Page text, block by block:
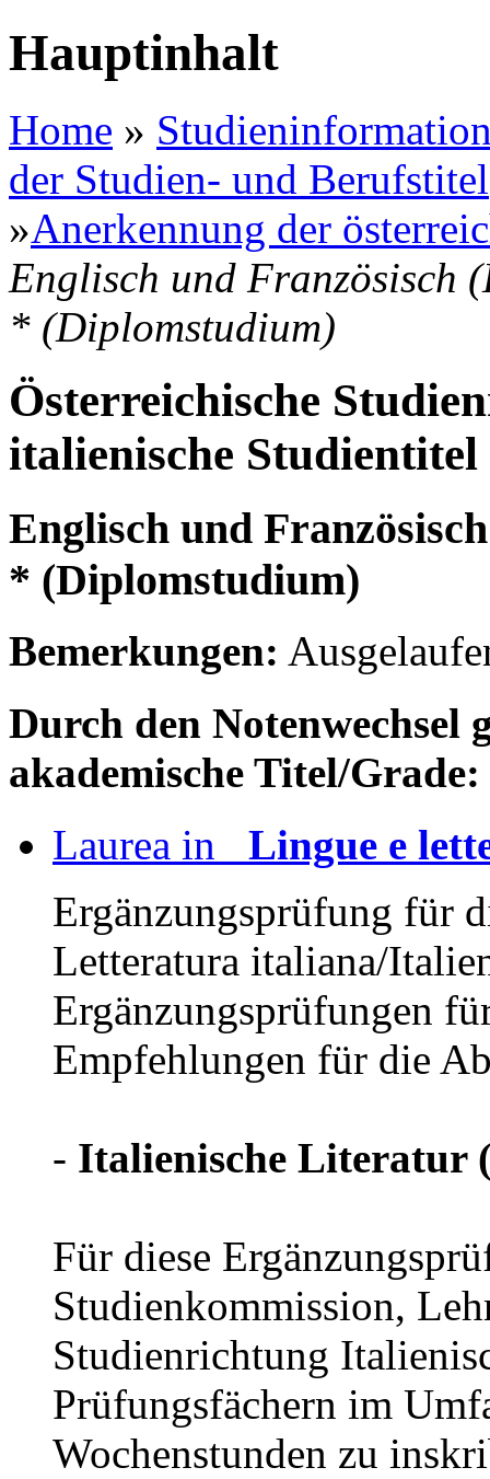
Hauptinhalt
Home »
der Studien- und Berufstitel
»Anerkennung der
Englisch und Französisch
* (Diplomstudium)
Österreichische
italienische
Englisch und
* (Diplomstudium)
Bemerkungen:
Durch den Notenwechsel
akademische Titel/Grade:
Laurea in Lingue e
Ergänzungsprüfung für
Letteratura italiana/
Ergänzungsprüfungen
Empfehlungen für die
- Italienische Literatur
Für diese
Studienkommission,
Studienrichtung
Prüfungsfächern im
Wochenstunden zu